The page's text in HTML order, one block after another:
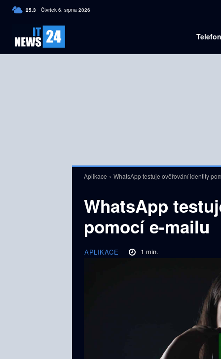
25.3 C Czech
Čtvrtek 6. srpna 2026
Aplikace WhatsApp testuje ověřování identity
WhatsApp
pomocí e-mailu
APLIKACE 1 min.